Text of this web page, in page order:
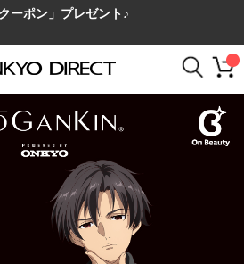
ーポン」プレゼント♪